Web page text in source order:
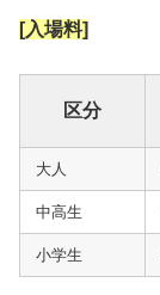
[入場料]
区分
大人
中高生
小学生